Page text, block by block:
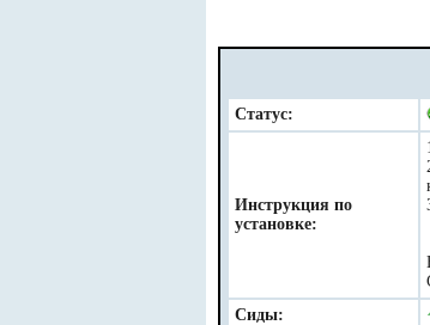
Статус:
Инструкция по
установке:
Сиды: